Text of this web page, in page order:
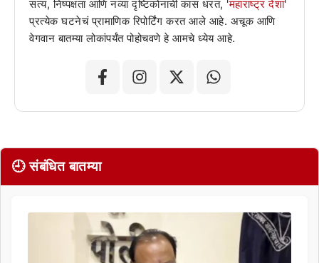
सत्य, निष्पक्षता आणि नव्या दृष्टिकोनाची कास धरत, 'महाराष्ट्र देशा'
प्रत्येक घटनेचं प्रामाणिक रिपोर्टिंग करत आले आहे. अचूक आणि
वेगवान बातम्या लोकांपर्यंत पोहोचवणे हे आमचे ध्येय आहे.
🕘 संबंधित बातम्या